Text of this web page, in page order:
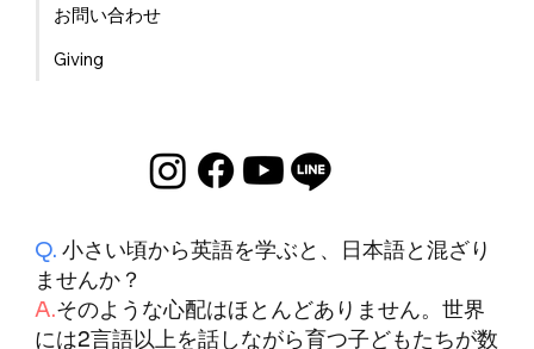
お問い合わせ
Giving
Q. 小さい頃から英語を学ぶと、日本語と混ざり
ませんか？
A.そのような心配はほとんどありません。世界
には2言語以上を話しながら育つ子どもたちが数